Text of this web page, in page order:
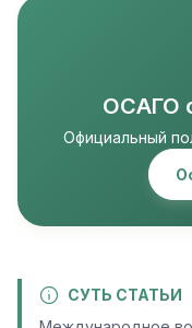
ОСАГО
Официальный
СУТЬ СТАТЬИ